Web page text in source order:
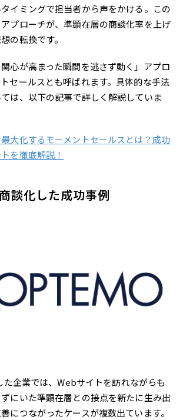
イミングで担当者から声をかける。この
アプローチが、準顕在層の商談化率を上げ
の転換です。
心が高まった瞬間を逃さず動く」アプロ
セールスとも呼ばれます。具体的な手法
は、以下の記事で詳しく解説していま
大化するモーメントセールスとは？成功
を徹底解説！
談化した成功事例
た企業では、Webサイトを訪れながらも
にいた準顕在層との接点を新たに生み出
につながったケースが複数出ています。